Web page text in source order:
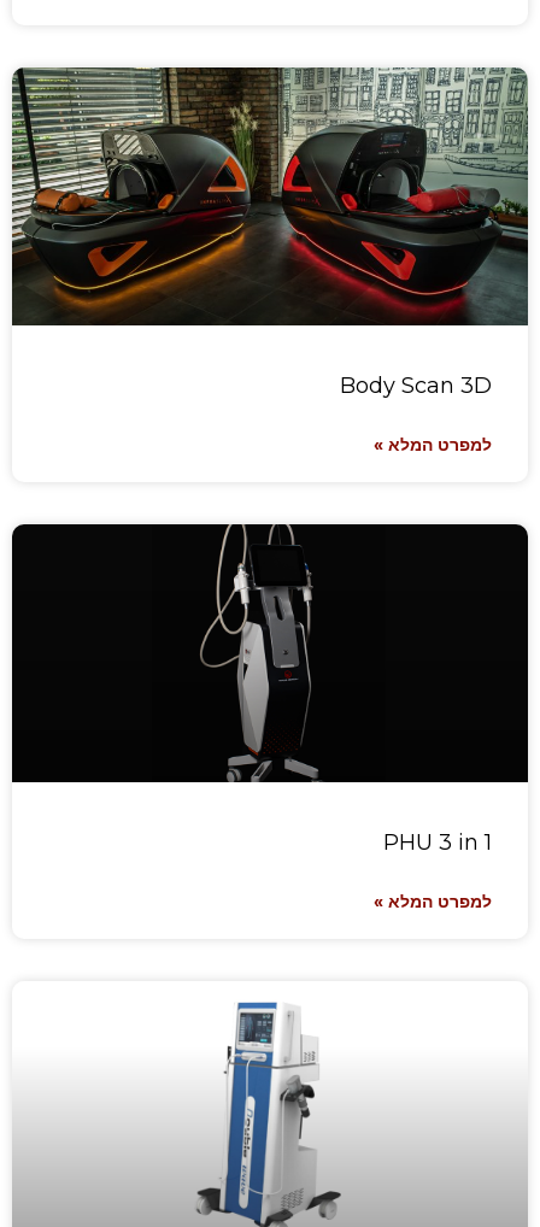
Body Scan 3D
למפרט המלא »
PHU 3 in 1
למפרט המלא »